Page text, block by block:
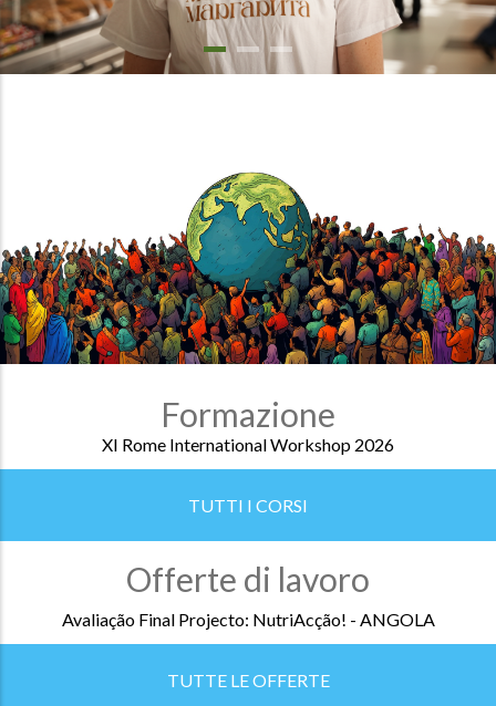
Offerte di lavoro
Avaliação Final Projecto: NutriAcção! - ANGOLA
TUTTE LE OFFERTE
Formazione
XI Rome International Workshop 2026
TUTTI I CORSI